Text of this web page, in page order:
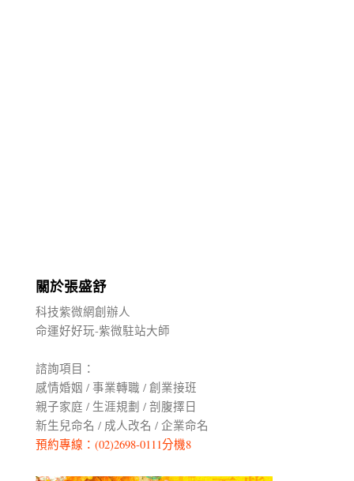
關於張盛舒
科技紫微網創辦人
命運好好玩-紫微駐站大師
諮詢項目：
感情婚姻 / 事業轉職 / 創業接班
親子家庭 / 生涯規劃 / 剖腹擇日
新生兒命名 / 成人改名 / 企業命名
預約專線：(02)2698-0111分機8